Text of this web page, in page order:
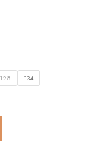
128 134